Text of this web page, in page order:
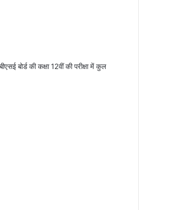
बोर्ड की कक्षा 12वीं की परीक्षा में कुल